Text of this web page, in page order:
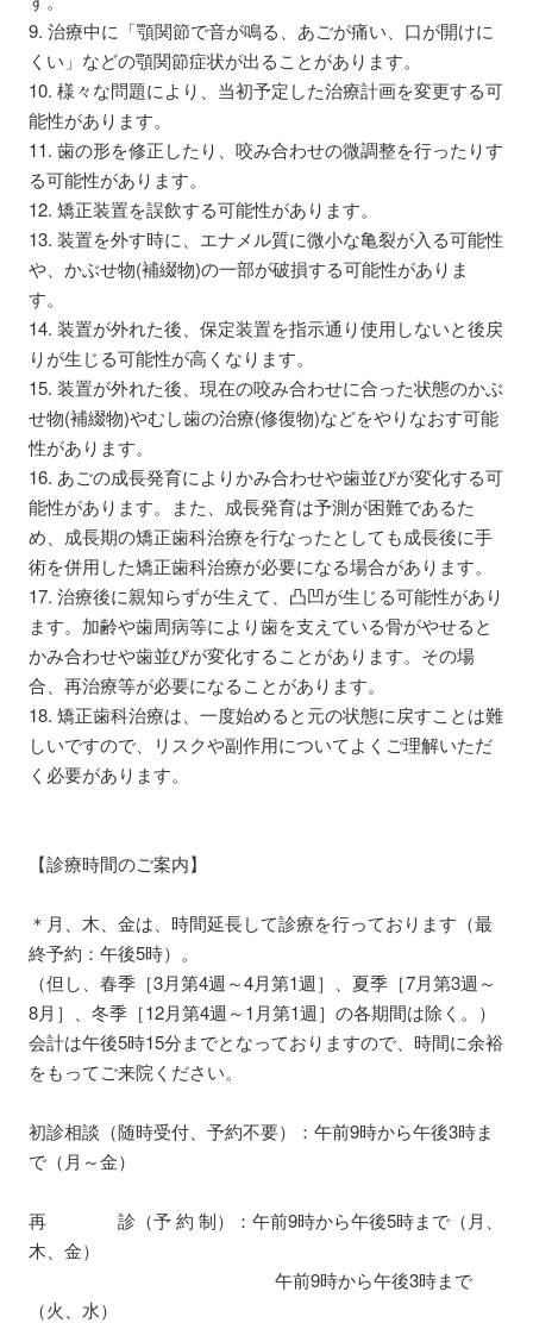
9. 治療中に「顎関節で音が鳴る、あごが痛い、口が開けに
くい」などの顎関節症状が出ることがあります。
10. 様々な問題により、当初予定した治療計画を変更する可
能性があります。
11. 歯の形を修正したり、咬み合わせの微調整を行ったりす
る可能性があります。
12. 矯正装置を誤飲する可能性があります。
13. 装置を外す時に、エナメル質に微小な亀裂が入る可能性
や、かぶせ物(補綴物)の一部が破損する可能性がありま
す。
14. 装置が外れた後、保定装置を指示通り使用しないと後戻
りが生じる可能性が高くなります。
15. 装置が外れた後、現在の咬み合わせに合った状態のかぶ
せ物(補綴物)やむし歯の治療(修復物)などをやりなおす可能
性があります。
16. あごの成長発育によりかみ合わせや歯並びが変化する可
能性があります。また、成長発育は予測が困難であるた
め、成長期の矯正歯科治療を行なったとしても成長後に手
術を併用した矯正歯科治療が必要になる場合があります。
17. 治療後に親知らずが生えて、凸凹が生じる可能性があり
ます。加齢や歯周病等により歯を支えている骨がやせると
かみ合わせや歯並びが変化することがあります。その場
合、再治療等が必要になることがあります。
18. 矯正歯科治療は、一度始めると元の状態に戻すことは難
しいですので、リスクや副作用についてよくご理解いただ
く必要があります。
【診療時間のご案内】
＊月、木、金は、時間延長して診療を行っております（最
終予約：午後5時）。
（但し、春季［3月第4週～4月第1週］、夏季［7月第3週～
8月］、冬季［12月第4週～1月第1週］の各期間は除く。）
会計は午後5時15分までとなっておりますので、時間に余裕
をもってご来院ください。
初診相談（随時受付、予約不要）：午前9時から午後3時ま
で（月～金）
再 診（予 約 制）：午前9時から午後5時まで（月、
木、金）
午前9時から午後3時まで
（火、水）